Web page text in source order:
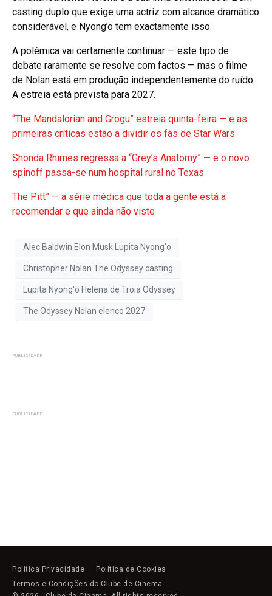
casting duplo que exige uma actriz com alcance dramático
considerável, e Nyong’o tem exactamente isso.
A polémica vai certamente continuar — este tipo de
debate raramente se resolve com factos — mas o filme
de Nolan está em produção independentemente do ruído.
A estreia está prevista para 2027.
“The Mandalorian and Grogu” estreia quinta-feira — e as
primeiras críticas estão a dividir os fãs de Star Wars
Shonda Rhimes regressa a “Grey’s Anatomy” — e o novo
spinoff passa-se num hospital rural no Texas
The Pitt” — a série médica que toda a gente está a
recomendar e que ainda não viste
Alec Baldwin Elon Musk Lupita Nyong'o
Christopher Nolan The Odyssey casting
Lupita Nyong'o Helena de Troia Odyssey
The Odyssey Nolan elenco 2027
PUBLICIDADE
PUBLICIDADE
Política Privacidade
Política de Cookies
Termos e Condições do Clube de Cinema